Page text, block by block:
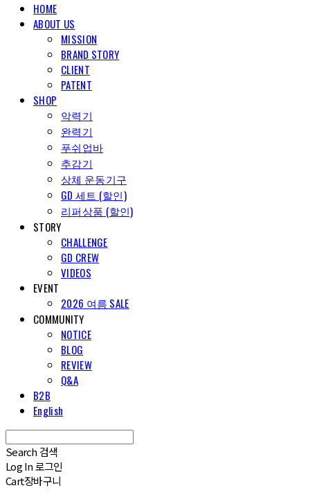
HOME
ABOUT US
MISSION
BRAND STORY
CLIENT
PATENT
SHOP
악력기
완력기
푸쉬업바
추감기
상체 운동기구
GD 세트 (할인)
리퍼상품 (할인)
STORY
CHALLENGE
GD CREW
VIDEOS
EVENT
2026 여름 SALE
COMMUNITY
NOTICE
BLOG
REVIEW
Q&A
B2B
English
Search 검색
Log In로그인
Cart장바구니